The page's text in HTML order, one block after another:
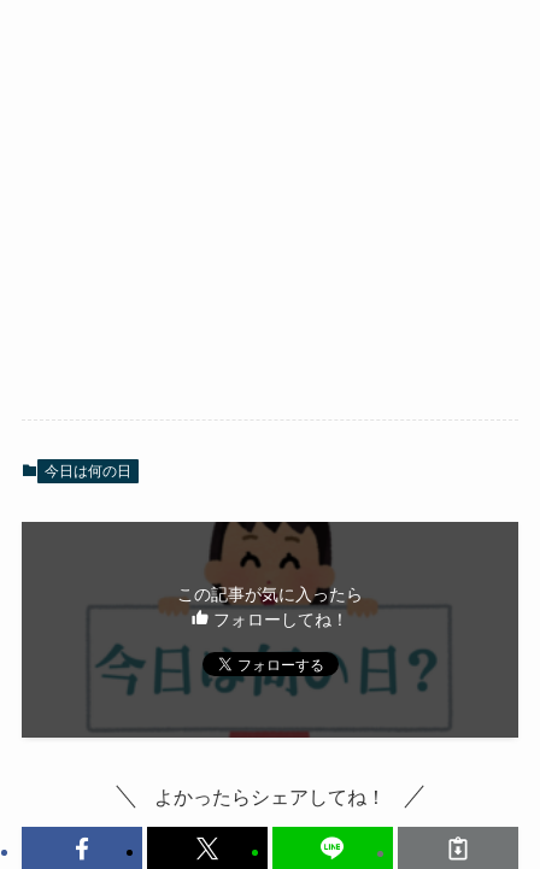
今日は何の日
この記事が気に入ったら
フォローしてね！
よかったらシェアしてね！